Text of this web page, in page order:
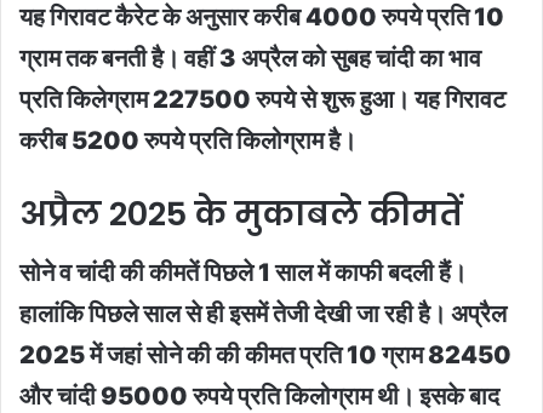
यह गिरावट कैरेट के अनुसार करीब 4000 रुपये प्रति 10
ग्राम तक बनती है। वहीं 3 अप्रैल को सुबह चांदी का भाव
प्रति किलेग्राम 227500 रुपये से शुरू हुआ। यह गिरावट
करीब 5200 रुपये प्रति किलोग्राम है।
अप्रैल 2025 के मुकाबले कीमतें
सोने व चांदी की कीमतें पिछले 1 साल में काफी बदली हैं।
हालांकि पिछले साल से ही इसमें तेजी देखी जा रही है। अप्रैल
2025 में जहां सोने की की कीमत प्रति 10 ग्राम 82450
और चांदी 95000 रुपये प्रति किलोग्राम थी। इसके बाद